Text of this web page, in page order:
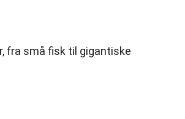
fra små fisk til gigantiske